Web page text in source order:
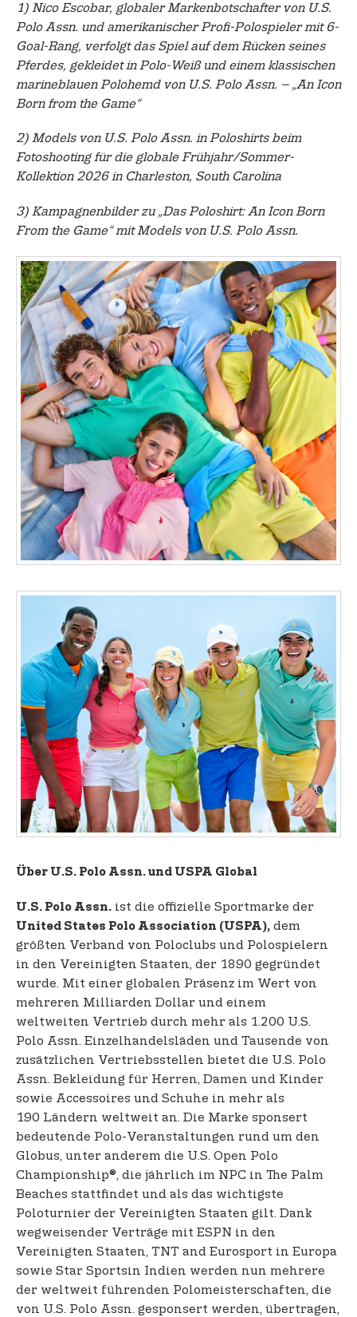
1) Nico Escobar, globaler Markenbotschafter von U.S.
Polo Assn. und amerikanischer Profi-Polospieler mit 6-
Goal-Rang, verfolgt das Spiel auf dem Rücken seines
Pferdes, gekleidet in Polo-Weiß und einem klassischen
marineblauen Polohemd von U.S. Polo Assn. – „An Icon
Born from the Game“
2) Models von U.S. Polo Assn. in Poloshirts beim
Fotoshooting für die globale Frühjahr/Sommer-
Kollektion 2026 in Charleston, South Carolina
3) Kampagnenbilder zu „Das Poloshirt: An Icon Born
From the Game“ mit Models von U.S. Polo Assn.
Über U.S. Polo Assn. und USPA Global
U.S. Polo Assn. ist die offizielle Sportmarke der
United States Polo Association (USPA), dem
größten Verband von Poloclubs und Polospielern
in den Vereinigten Staaten, der 1890 gegründet
wurde. Mit einer globalen Präsenz im Wert von
mehreren Milliarden Dollar und einem
weltweiten Vertrieb durch mehr als 1.200 U.S.
Polo Assn. Einzelhandelsläden und Tausende von
zusätzlichen Vertriebsstellen bietet die U.S. Polo
Assn. Bekleidung für Herren, Damen und Kinder
sowie Accessoires und Schuhe in mehr als
190 Ländern weltweit an. Die Marke sponsert
bedeutende Polo-Veranstaltungen rund um den
Globus, unter anderem die U.S. Open Polo
Championship®, die jährlich im NPC in The Palm
Beaches stattfindet und als das wichtigste
Poloturnier der Vereinigten Staaten gilt. Dank
wegweisender Verträge mit ESPN in den
Vereinigten Staaten, TNT and Eurosport in Europa
sowie Star Sportsin Indien werden nun mehrere
der weltweit führenden Polomeisterschaften, die
von U.S. Polo Assn. gesponsert werden, übertragen,